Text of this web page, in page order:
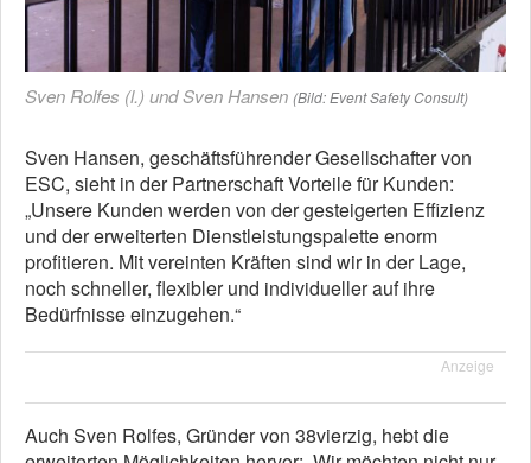
Sven Rolfes (l.) und Sven Hansen (Bild: Event Safety Consult)
Sven Hansen, geschäftsführender Gesellschafter von
ESC, sieht in der Partnerschaft Vorteile für Kunden:
„Unsere Kunden werden von der gesteigerten Effizienz
und der erweiterten Dienstleistungspalette enorm
profitieren. Mit vereinten Kräften sind wir in der Lage,
noch schneller, flexibler und individueller auf ihre
Bedürfnisse einzugehen.“
Anzeige
Auch Sven Rolfes, Gründer von 38vierzig, hebt die